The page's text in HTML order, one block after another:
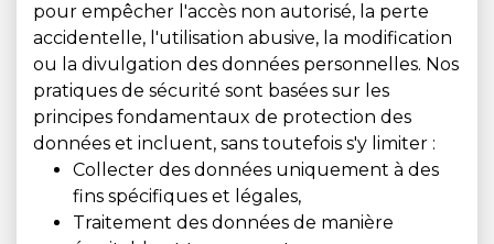
pour empêcher l'accès non autorisé, la perte
accidentelle, l'utilisation abusive, la modification
ou la divulgation des données personnelles. Nos
pratiques de sécurité sont basées sur les
principes fondamentaux de protection des
données et incluent, sans toutefois s'y limiter :
Collecter des données uniquement à des
fins spécifiques et légales,
Traitement des données de manière